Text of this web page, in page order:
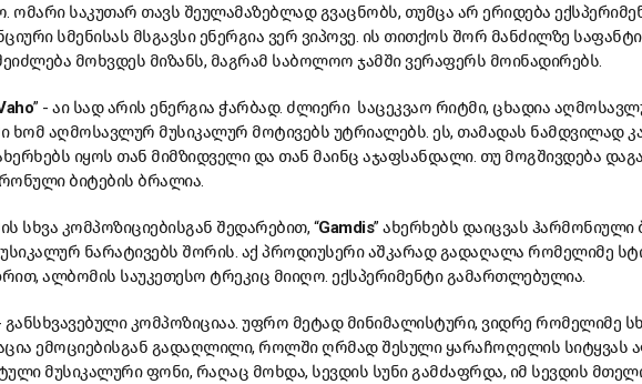
ომარი საკუთარ თავს შეულამაზებლად გვაცნობს, თუმცა არ ერიდება
სმენისას მსგავსი ენერგია ვერ ვიპოვე. ის თითქოს შორ მანძილზე
მოხვდეს მიზანს, მაგრამ საბოლოო ჯამში ვერაფერს მოინადირებს.
” - აი სად არის ენერგია ჭარბად. ძლიერი საცეკვაო რიტმი, ცხადია
ხომ აღმოსავლურ მუსიკალურ მოტივებს უტრიალებს. ეს, თამადას ნამდვილად
იყოს თან მიმზიდველი და თან მაინც აჯაფსანდალი. თუ მოგშივდება
ბიტების ბრალია.
სხვა კომპოზიციებისგან შედარებით, “Gamdis” ახერხებს დაიცვას
ნარატივებს შორის. აქ პროდიუსერი აშკარად გადაღალა რომელიმე
ალბომის საუკეთესო ტრეკიც მიიღო. ექსპერიმენტი გამართლებულია.
განსხვავებული კომპოზიციაა. უფრო მეტად მინიმალისტური, ვიდრე რომელიმე
ემოციებისგან გადაღლილი, როლში ღრმად შესული ყარაჩოღელის სიტყვას
მუსიკალური ფონი, რაღაც მოხდა, სევდის სუნი გამძაფრდა, იმ სევდის